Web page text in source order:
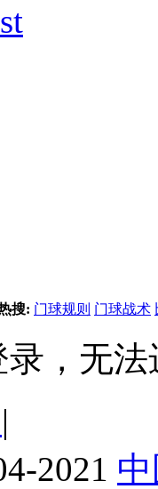
搜: 门球规则 门球战术
，无
|
2021